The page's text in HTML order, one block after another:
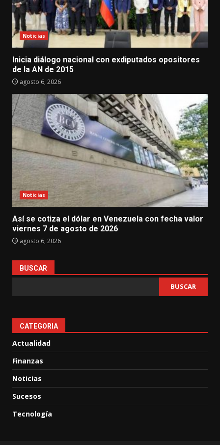
Noticias
Inicia diálogo nacional con exdiputados opositores
de la AN de 2015
agosto 6, 2026
Noticias
Así se cotiza el dólar en Venezuela con fecha valor
viernes 7 de agosto de 2026
agosto 6, 2026
BUSCAR
BUSCAR
CATEGORIA
Actualidad
Finanzas
Noticias
Sucesos
Tecnología